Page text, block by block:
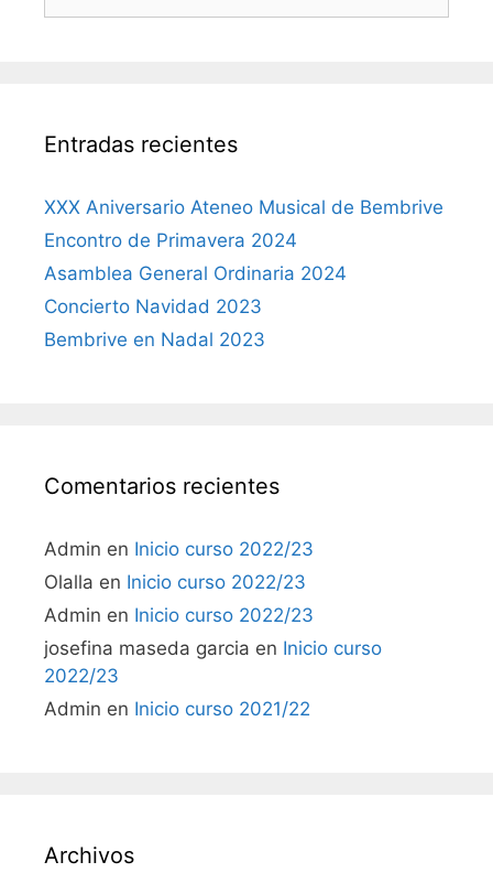
Entradas recientes
XXX Aniversario Ateneo Musical de Bembrive
Encontro de Primavera 2024
Asamblea General Ordinaria 2024
Concierto Navidad 2023
Bembrive en Nadal 2023
Comentarios recientes
Admin en Inicio curso 2022/23
Olalla en Inicio curso 2022/23
Admin en Inicio curso 2022/23
josefina maseda garcia en Inicio curso
2022/23
Admin en Inicio curso 2021/22
Archivos